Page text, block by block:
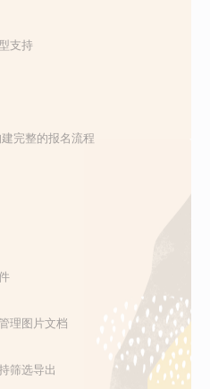
支持
完整的报名流程
理图片文档
筛选导出